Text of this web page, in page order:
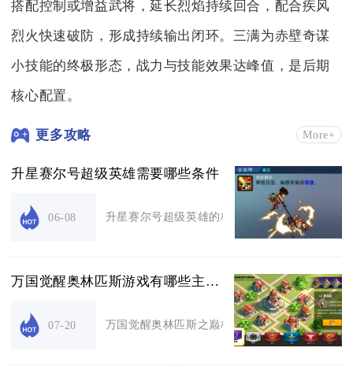
搭配控制或增益武将，延长烈焰持续回合，配合疾风
烈火快速破防，形成持续输出闭环。三满为赤壁奇谋
小技能的终极形态，战力与技能效果达峰值，是后期
核心配置。
更多攻略 More+
升星赛尔号超级英雄需要哪些条件
06-08 升星赛尔号超级英雄的核心条件为：同星级精灵
万国觉醒奥林匹斯游戏有哪些主要职业
07-20 万国觉醒奥林匹斯之巅核心分为步兵坦盾、骑兵